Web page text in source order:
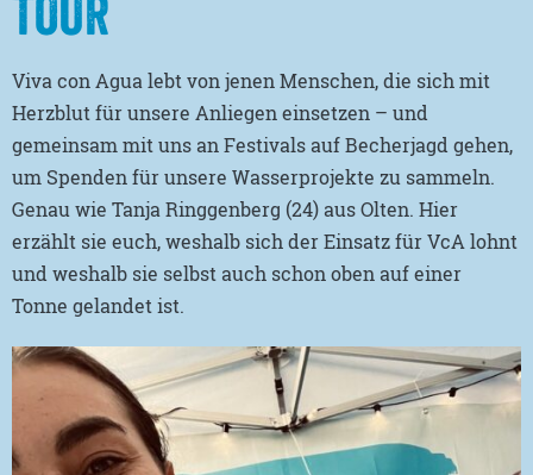
Viva con Agua lebt von jenen Menschen, die sich mit
Herzblut für unsere Anliegen einsetzen – und
gemeinsam mit uns an Festivals auf Becherjagd gehen,
um Spenden für unsere Wasserprojekte zu sammeln.
Genau wie Tanja Ringgenberg (24) aus Olten. Hier
erzählt sie euch, weshalb sich der Einsatz für VcA lohnt
und weshalb sie selbst auch schon oben auf einer
Tonne gelandet ist.